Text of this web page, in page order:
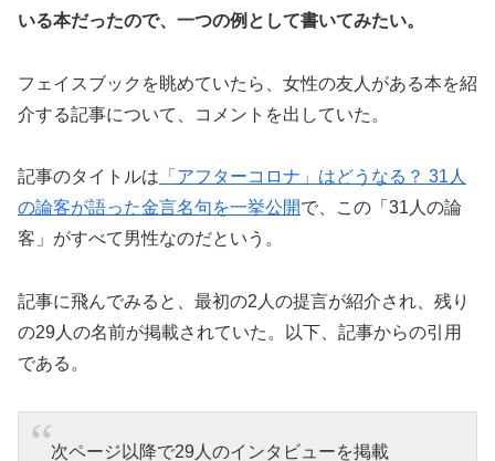
いる本だったので、一つの例として書いてみたい。
フェイスブックを眺めていたら、女性の友人がある本を紹
介する記事について、コメントを出していた。
記事のタイトルは 「アフターコロナ」はどうなる？ 31人
の論客が語った金言名句を一挙公開で、この「31人の論
客」がすべて男性なのだという。
記事に飛んでみると、最初の2人の提言が紹介され、残り
の29人の名前が掲載されていた。以下、記事からの引用
である。
次ページ以降で29人のインタビューを掲載